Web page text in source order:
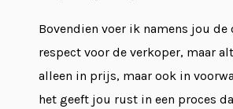
Bovendien voer ik namens jou
respect voor de verkoper, maar
alleen in prijs, maar ook in
het geeft jou rust in een proces